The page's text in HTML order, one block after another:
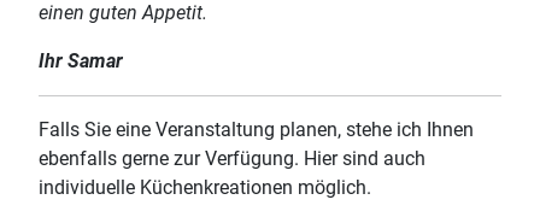
einen guten Appetit.
Ihr Samar
Falls Sie eine Veranstaltung planen, stehe ich Ihnen
ebenfalls gerne zur Verfügung. Hier sind auch
individuelle Küchenkreationen möglich.